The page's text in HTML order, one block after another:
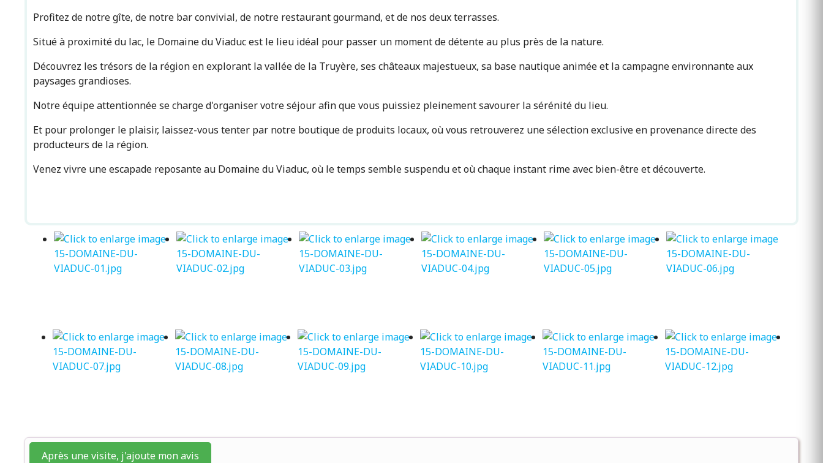
Profitez de notre gîte, de notre bar convivial, de notre restaurant gourmand, et de nos deux terrasses.
Situé à proximité du lac, le Domaine du Viaduc est le lieu idéal pour passer un moment de détente au plus près de la nature.
Découvrez les trésors de la région en explorant la vallée de la Truyère, ses châteaux majestueux, sa base nautique animée et la campagne environnante aux
paysages grandioses.
Notre équipe attentionnée se charge d'organiser votre séjour afin que vous puissiez pleinement savourer la sérénité du lieu.
Et pour prolonger le plaisir, laissez-vous tenter par notre boutique de produits locaux, où vous retrouverez une sélection exclusive en provenance directe des
producteurs de la région.
Venez vivre une escapade reposante au Domaine du Viaduc, où le temps semble suspendu et où chaque instant rime avec bien-être et découverte.
Après une visite, j'ajoute mon avis